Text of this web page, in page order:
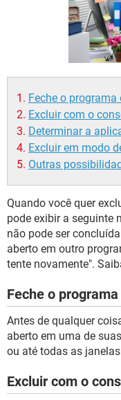
Feche o programa
Excluir com o
Determinar a
Excluir em modo
Outras
Quando você quer
pode exibir a seguinte
não pode ser
aberto em outro
tente novamente".
Feche o
Antes de qualquer
aberto em uma de
ou até todas as
Excluir com o